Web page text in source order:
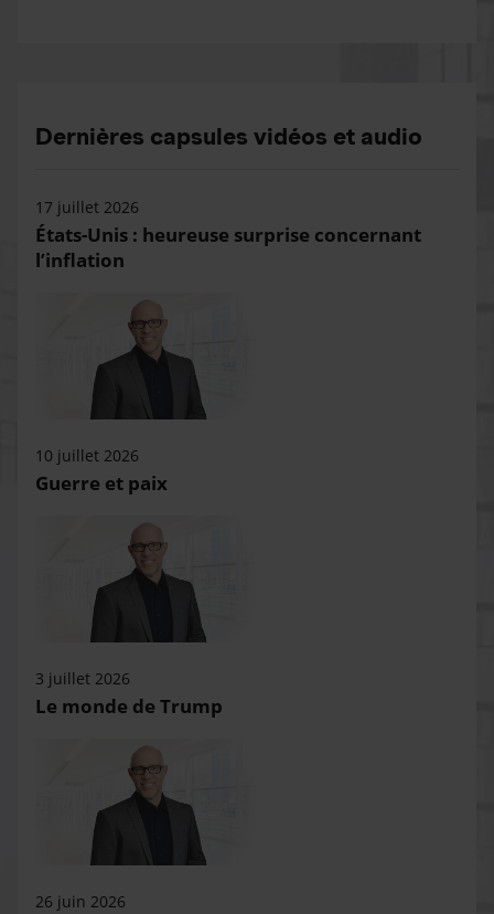
Dernières capsules vidéos et audio
17 juillet 2026
États-Unis : heureuse surprise concernant
l’inflation
10 juillet 2026
Guerre et paix
3 juillet 2026
Le monde de Trump
26 juin 2026